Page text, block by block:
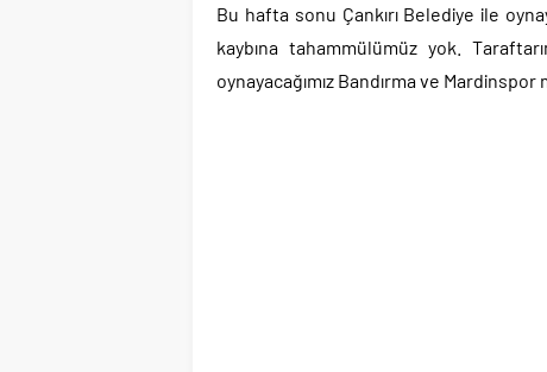
Bu hafta sonu Çankırı Belediye ile
kaybına tahammülümüz yok.
oynayacağımız Bandırma ve